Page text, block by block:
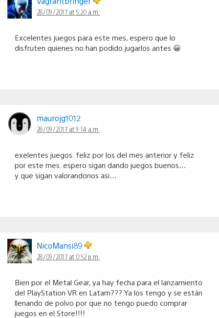
28/09/2017 at 5:20 a.m.
Excelentes juegos para este mes, espero que lo
disfruten quienes no han podido jugarlos antes 😀
maurojg1012
28/09/2017 at 9:14 a.m.
exelentes juegos. feliz por los del mes anterior y feliz
por este mes. espero sigan dando juegos buenos…
y que sigan valorandonos asi…
NicoMansi89
28/09/2017 at 0:52 p.m.
Bien por el Metal Gear, ya hay fecha para el lanzamiento
del PlayStation VR en Latam??? Ya los tengo y se están
llenando de polvo por que no tengo puedo comprar
juegos en el Store!!!!